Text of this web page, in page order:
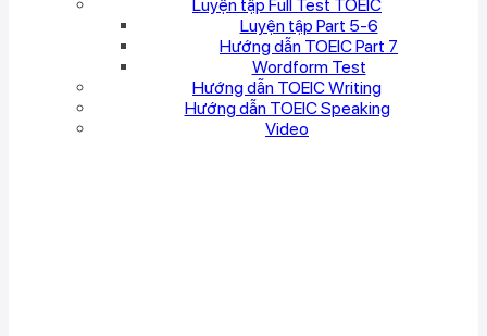
Luyện tập Full Test TOEIC
Luyện tập Part 5-6
Hướng dẫn TOEIC Part 7
Wordform Test
Hướng dẫn TOEIC Writing
Hướng dẫn TOEIC Speaking
Video